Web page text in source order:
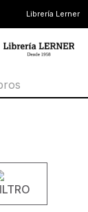
Librería Lerner